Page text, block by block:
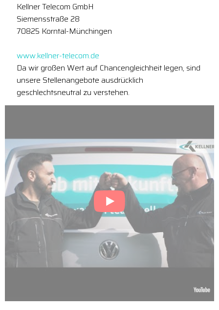
Kellner Telecom GmbH
Siemensstraße 28
70825 Korntal-Münchingen
www.kellner-telecom.de
Da wir großen Wert auf Chancengleichheit legen, sind
unsere Stellenangebote ausdrücklich
geschlechtsneutral zu verstehen.